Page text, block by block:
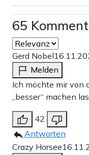
65
Gerd Nobel
Melden
Ich möchte mir von
„besser“ machen
42
Antworten
Crazy Horsee